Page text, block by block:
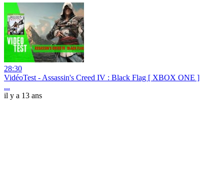
28:30
VidéoTest - Assassin's Creed IV : Black Flag [ XBOX ONE ]
...
il y a 13 ans